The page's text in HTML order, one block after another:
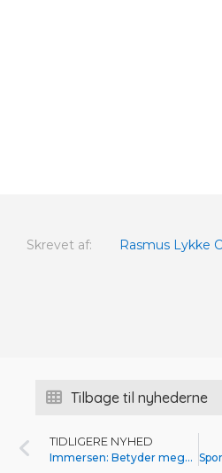
Skrevet af: Rasmus Lykke
Tilbage til nyhederne
TIDLIGERE NYHED
Immersen: Betyder meget for mig at få debut